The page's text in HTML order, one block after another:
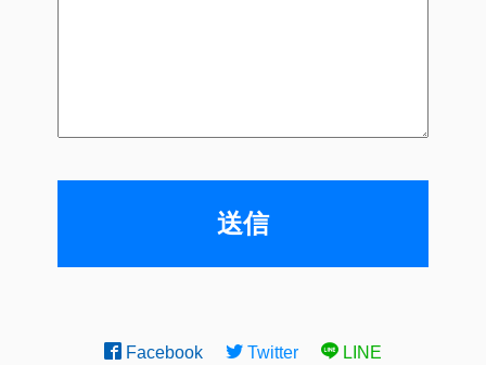
Facebook Twitter LINE